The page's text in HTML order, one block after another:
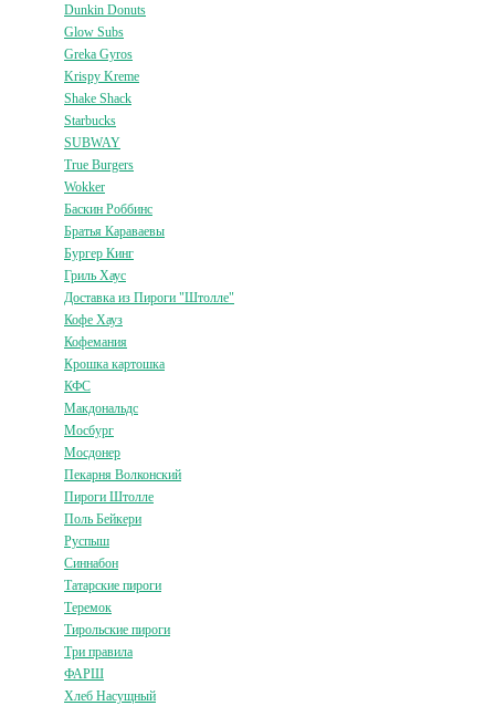
Dunkin Donuts
Glow Subs
Greka Gyros
Krispy Kreme
Shake Shack
Starbucks
SUBWAY
True Burgers
Wokker
Баскин Роббинс
Братья Караваевы
Бургер Кинг
Гриль Хаус
Доставка из Пироги "Штолле"
Кофе Хауз
Кофемания
Крошка картошка
КФС
Макдональдс
Мосбург
Мосдонер
Пекарня Волконский
Пироги Штолле
Поль Бейкери
Руспыш
Синнабон
Татарские пироги
Теремок
Тирольские пироги
Три правила
ФАРШ
Хлеб Насущный